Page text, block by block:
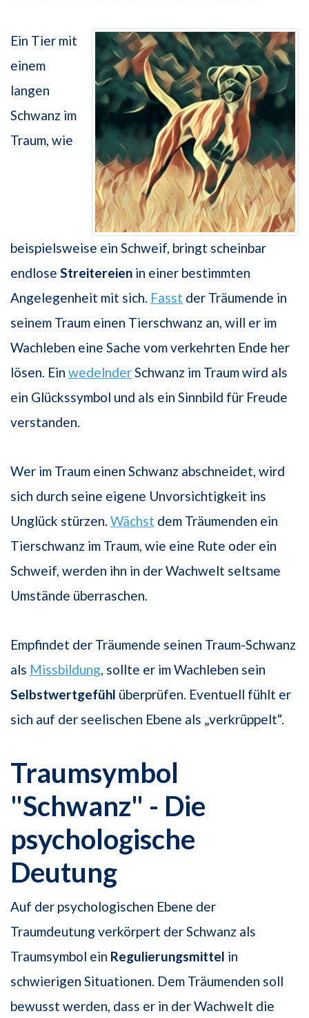
Ein Tier mit
einem
langen
Schwanz im
Traum, wie
beispielsweise ein Schweif, bringt scheinbar
endlose Streitereien in einer bestimmten
Angelegenheit mit sich. Fasst der Träumende in
seinem Traum einen Tierschwanz an, will er im
Wachleben eine Sache vom verkehrten Ende her
lösen. Ein wedelnderSchwanz im Traum wird als
ein Glückssymbol und als ein Sinnbild für Freude
verstanden.
Wer im Traum einen Schwanz abschneidet, wird
sich durch seine eigene Unvorsichtigkeit ins
Unglück stürzen. Wächst dem Träumenden ein
Tierschwanz im Traum, wie eine Rute oder ein
Schweif, werden ihn in der Wachwelt seltsame
Umstände überraschen.
Empfindet der Träumende seinen Traum-Schwanz
als Missbildung , sollte er im Wachleben sein
Selbstwertgefühl überprüfen. Eventuell fühlt er
sich auf der seelischen Ebene als „verkrüppelt“.
Traumsymbol
"Schwanz" - Die
psychologische
Deutung
Auf der psychologischen Ebene der
Traumdeutung verkörpert der Schwanz als
Traumsymbol ein Regulierungsmittel in
schwierigen Situationen. Dem Träumenden soll
bewusst werden, dass er in der Wachwelt die